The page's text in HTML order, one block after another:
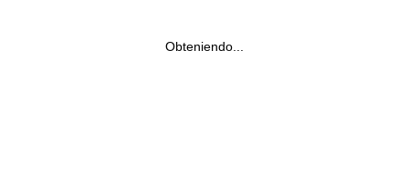
Obteniendo...